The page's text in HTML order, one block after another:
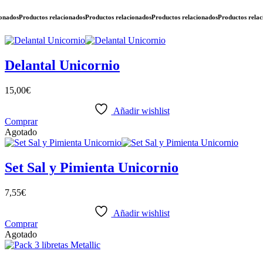
Productos relacionadosProductos relacionadosProductos relacionadosProductos
Delantal Unicornio
15,00€
Añadir wishlist
Comprar
Agotado
Set Sal y Pimienta Unicornio
7,55€
Añadir wishlist
Comprar
Agotado